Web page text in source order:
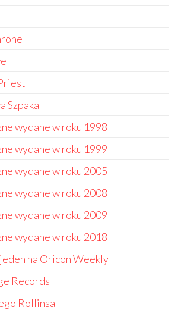
Szpaka
wydane w roku 1998
wydane w roku 1999
wydane w roku 2005
wydane w roku 2008
wydane w roku 2009
wydane w roku 2018
na Oricon Weekly
Records
Rollinsa